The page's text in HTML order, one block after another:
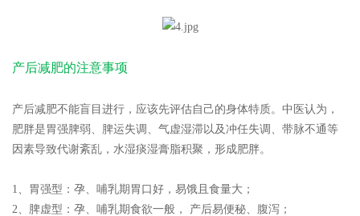
产后减肥的注意事项
产后减肥不能盲目进行，应该先评估自己的身体特质。中医认为，
肥胖是胃强脾弱、脾运失调、气虚湿滞以及冲任失调、带脉不通等
因素导致代谢紊乱，水湿痰湿膏脂积聚，形成肥胖。
1、胃强型：孕、哺乳期胃口好，易饿且食量大；
2、脾虚型：孕、哺乳期食欲一般， 产后易便秘、腹泻；